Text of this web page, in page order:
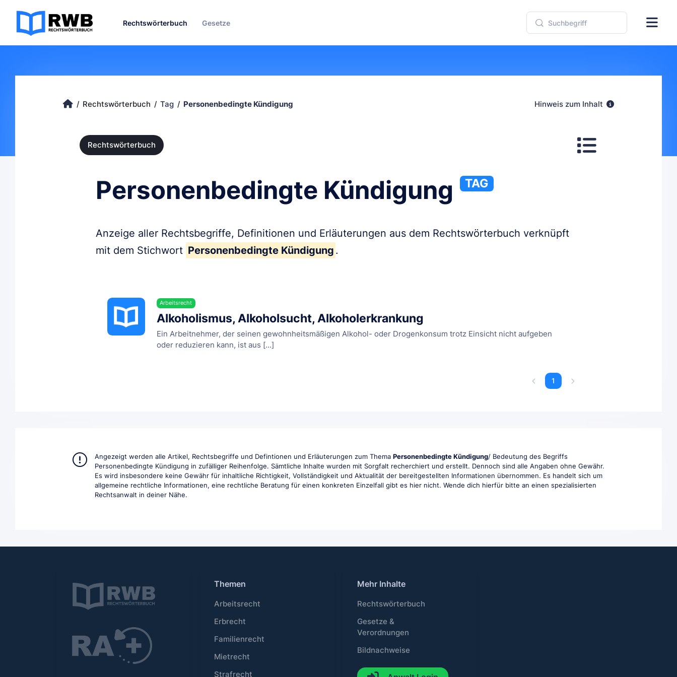
Rechtswörterbuch Gesetze
Rechtswörterbuch Tag Personenbedingte Kündigung Hinweis zum Inhalt
Rechtswörterbuch
Personenbedingte Kündigung TAG
Anzeige aller Rechtsbegriffe, Definitionen und Erläuterungen aus dem Rechtswörterbuch verknüpft
mit dem Stichwort Personenbedingte Kündigung .
Arbeitsrecht
Alkoholismus, Alkoholsucht, Alkoholerkrankung
Ein Arbeitnehmer, der seinen gewohnheitsmäßigen Alkohol- oder Drogenkonsum trotz Einsicht nicht aufgeben
oder reduzieren kann, ist aus [...]
1
Angezeigt werden alle Artikel, Rechtsbegriffe und Defintionen und Erläuterungen zum ThemaPersonenbedingte Kündigung/ Bedeutung des Begriffs
Personenbedingte Kündigung in zufälliger Reihenfolge. Sämtliche Inhalte wurden mit Sorgfalt recherchiert und erstellt. Dennoch sind alle Angaben ohne Gewähr.
Es wird insbesondere keine Gewähr für inhaltliche Richtigkeit, Vollständigkeit und Aktualität der bereitgestellten Informationen übernommen. Es handelt sich um
allgemeine rechtliche Informationen, eine rechtliche Beratung für einen konkreten Einzelfall gibt es hier nicht. Wende dich hierfür bitte an einen spezialisierten
Rechtsanwalt in deiner Nähe.
Themen
Arbeitsrecht
Erbrecht
Familienrecht
Mietrecht
Strafrecht
Mehr Inhalte
Rechtswörterbuch
Gesetze &
Verordnungen
Bildnachweise